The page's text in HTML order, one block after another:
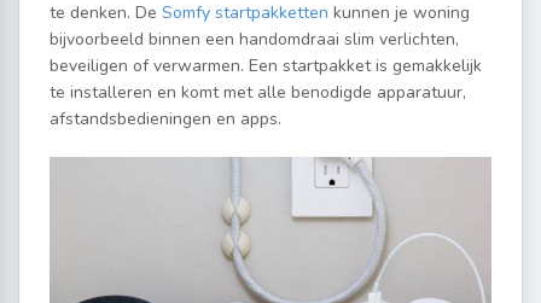
te denken. De Somfy startpakketten kunnen je woning
bijvoorbeeld binnen een handomdraai slim verlichten,
beveiligen of verwarmen. Een startpakket is gemakkelijk
te installeren en komt met alle benodigde apparatuur,
afstandsbedieningen en apps.